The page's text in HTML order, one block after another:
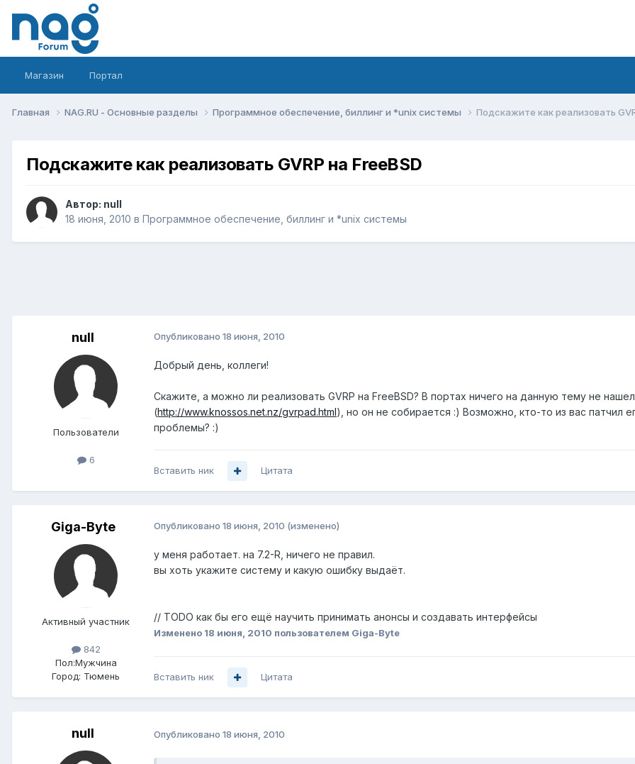
Магазин Портал
Главная NAG.RU - Основные разделы Программное обеспечение, биллинг и *unix системы Подскажите как реализовать
Подскажите как реализовать GVRP на FreeBSD
Автор: null
18 июня, 2010 в Программное обеспечение, биллинг и *unix системы
null
Пользователи
6
Опубликовано 18 июня, 2010
Добрый день, коллеги!
Скажите, а можно ли реализовать GVRP на FreeBSD? В портах ничего на данную тему не
(http://www.knossos.net.nz/gvrpad.html), но он не собирается :) Возможно, кто-то из вас патчил
проблемы? :)
Вставить ник Цитата
Giga-Byte
Активный участник
842
Пол:Мужчина
Город: Тюмень
Опубликовано 18 июня, 2010 (изменено)
у меня работает. на 7.2-R, ничего не правил.
вы хоть укажите систему и какую ошибку выдаёт.
// TODO как бы его ещё научить принимать анонсы и создавать интерфейсы
Изменено 18 июня, 2010 пользователем Giga-Byte
Вставить ник Цитата
null Опубликовано 18 июня, 2010